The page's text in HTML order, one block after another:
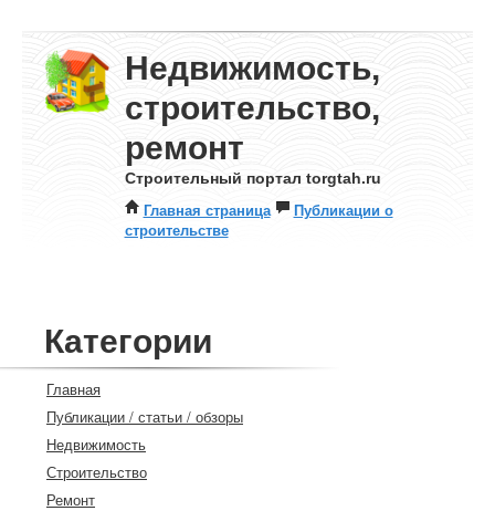
Недвижимость,
строительство,
ремонт
Строительный портал torgtah.ru
Главная страница
Публикации о
строительстве
Категории
Главная
Публикации / статьи / обзоры
Недвижимость
Строительство
Ремонт